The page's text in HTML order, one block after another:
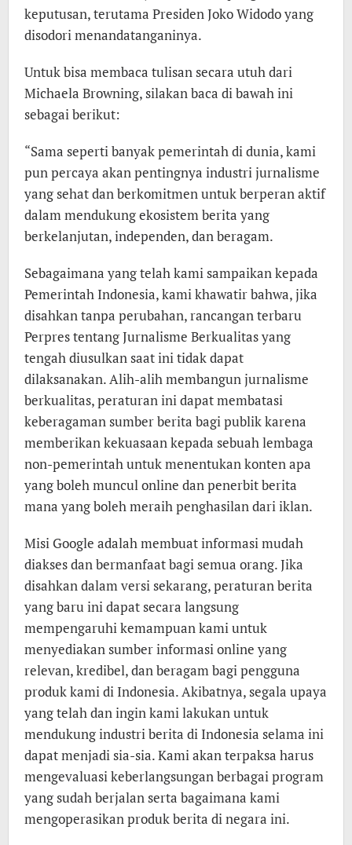
keputusan, terutama Presiden Joko Widodo yang
disodori menandatanganinya.
Untuk bisa membaca tulisan secara utuh dari
Michaela Browning, silakan baca di bawah ini
sebagai berikut:
“Sama seperti banyak pemerintah di dunia, kami
pun percaya akan pentingnya industri jurnalisme
yang sehat dan berkomitmen untuk berperan aktif
dalam mendukung ekosistem berita yang
berkelanjutan, independen, dan beragam.
Sebagaimana yang telah kami sampaikan kepada
Pemerintah Indonesia, kami khawatir bahwa, jika
disahkan tanpa perubahan, rancangan terbaru
Perpres tentang Jurnalisme Berkualitas yang
tengah diusulkan saat ini tidak dapat
dilaksanakan. Alih-alih membangun jurnalisme
berkualitas, peraturan ini dapat membatasi
keberagaman sumber berita bagi publik karena
memberikan kekuasaan kepada sebuah lembaga
non-pemerintah untuk menentukan konten apa
yang boleh muncul online dan penerbit berita
mana yang boleh meraih penghasilan dari iklan.
Misi Google adalah membuat informasi mudah
diakses dan bermanfaat bagi semua orang. Jika
disahkan dalam versi sekarang, peraturan berita
yang baru ini dapat secara langsung
mempengaruhi kemampuan kami untuk
menyediakan sumber informasi online yang
relevan, kredibel, dan beragam bagi pengguna
produk kami di Indonesia. Akibatnya, segala upaya
yang telah dan ingin kami lakukan untuk
mendukung industri berita di Indonesia selama ini
dapat menjadi sia-sia. Kami akan terpaksa harus
mengevaluasi keberlangsungan berbagai program
yang sudah berjalan serta bagaimana kami
mengoperasikan produk berita di negara ini.